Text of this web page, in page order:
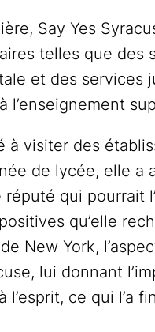
Say Yes
telles que des
et des services
l’enseignement
à visiter des
de lycée, elle a
qui pourrait
qu’elle
New York,
lui donnant
ce qui l’a